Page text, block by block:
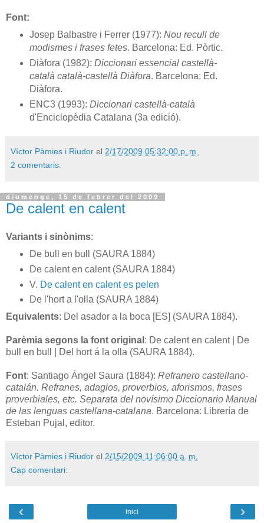
Font:
Josep Balbastre i Ferrer (1977): Nou recull de
modismes i frases fetes. Barcelona: Ed. Pòrtic.
Diàfora (1982): Diccionari essencial castellà-
català català-castellà Diàfora. Barcelona: Ed.
Diàfora.
ENC3 (1993): Diccionari castellà-català
d'Enciclopèdia Catalana (3a edició).
Víctor Pàmies i Riudor el 2/17/2009 05:32:00 p. m.
2 comentaris:
diumenge, 15 de febrer del 2009
De calent en calent
Variants i sinònims:
De bull en bull (SAURA 1884)
De calent en calent (SAURA 1884)
V. De calent en calent es pelen
De l'hort a l'olla (SAURA 1884)
Equivalents: Del asador a la boca [ES] (SAURA 1884).
Parèmia segons la font original : De calent en calent | De
bull en bull | Del hort á la olla (SAURA 1884).
Font: Santiago Ángel Saura (1884): Refranero castellano-
catalán. Refranes, adagios, proverbios, aforismos, frases
proverbiales, etc. Separata del novísimo Diccionario Manual
de las lenguas castellana-catalana. Barcelona: Librería de
Esteban Pujal, editor.
Víctor Pàmies i Riudor el 2/15/2009 11:06:00 a. m.
Cap comentari:
‹ ›
Inici